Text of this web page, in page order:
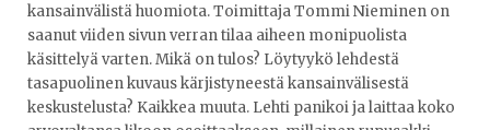
kansainvälistä huomiota. Toimittaja Tommi Nieminen on
saanut viiden sivun verran tilaa aiheen monipuolista
käsittelyä varten. Mikä on tulos? Löytyykö lehdestä
tasapuolinen kuvaus kärjistyneestä kansainvälisestä
keskustelusta? Kaikkea muuta. Lehti panikoi ja laittaa koko